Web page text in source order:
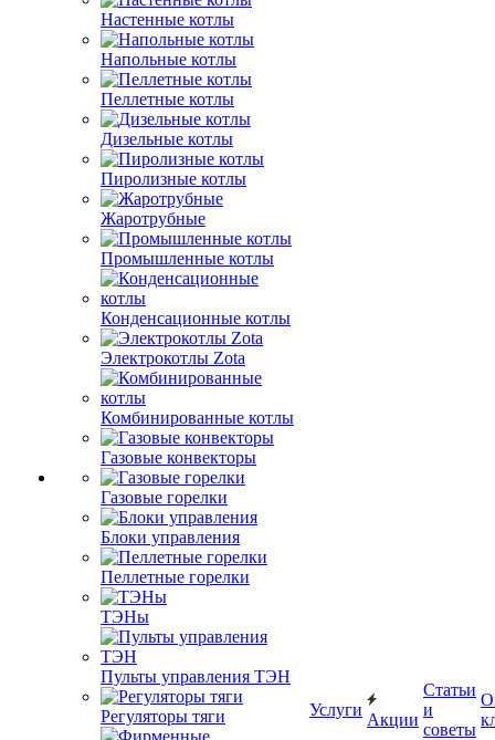
Настенные котлы
Напольные котлы
Пеллетные котлы
Дизельные котлы
Пиролизные котлы
Жаротрубные
Промышленные котлы
Конденсационные котлы
Электрокотлы Zota
Комбинированные котлы
Газовые конвекторы
Газовые горелки
Блоки управления
Пеллетные горелки
ТЭНы
Пульты управления ТЭН
Регуляторы тяги Услуги
Акции
Статьи
и
советы